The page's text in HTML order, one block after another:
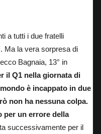
a tutti i due fratelli
Ma la vera sorpresa di
Bagnaia, 13° in
il Q1 nella giornata di
è incappato in due
non ha nessuna colpa.
per un errore della
successivamente per il